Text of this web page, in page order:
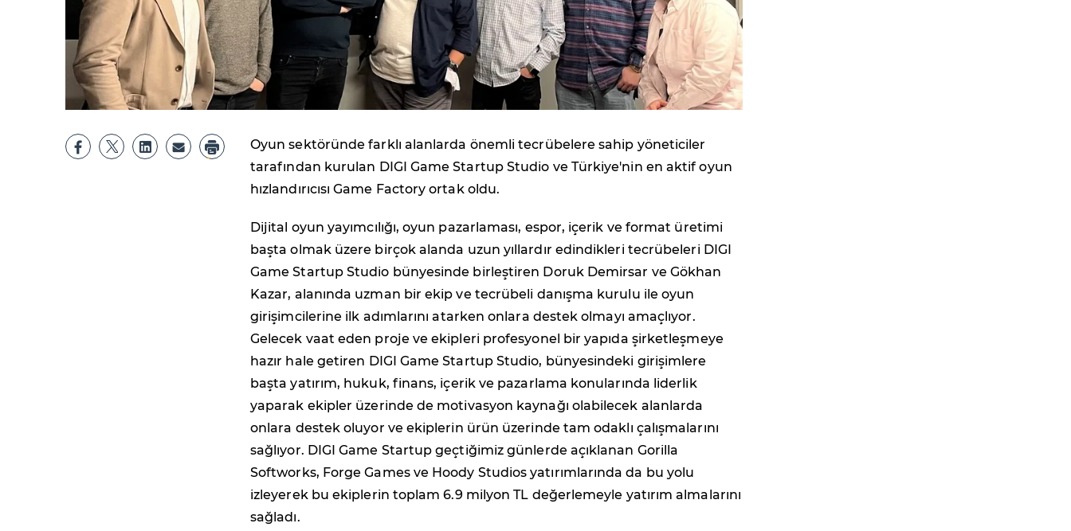
Oyun sektöründe farklı alanlarda önemli tecrübelere sahip yöneticiler
tarafından kurulan DIGI Game Startup Studio ve Türkiye'nin en aktif oyun
hızlandırıcısı Game Factory ortak oldu.
Dijital oyun yayımcılığı, oyun pazarlaması, espor, içerik ve format üretimi
başta olmak üzere birçok alanda uzun yıllardır edindikleri tecrübeleri DIGI
Game Startup Studio bünyesinde birleştiren Doruk Demirsar ve Gökhan
Kazar, alanında uzman bir ekip ve tecrübeli danışma kurulu ile oyun
girişimcilerine ilk adımlarını atarken onlara destek olmayı amaçlıyor.
Gelecek vaat eden proje ve ekipleri profesyonel bir yapıda şirketleşmeye
hazır hale getiren DIGI Game Startup Studio, bünyesindeki girişimlere
başta yatırım, hukuk, finans, içerik ve pazarlama konularında liderlik
yaparak ekipler üzerinde de motivasyon kaynağı olabilecek alanlarda
onlara destek oluyor ve ekiplerin ürün üzerinde tam odaklı çalışmalarını
sağlıyor. DIGI Game Startup geçtiğimiz günlerde açıklanan Gorilla
Softworks, Forge Games ve Hoody Studios yatırımlarında da bu yolu
izleyerek bu ekiplerin toplam 6.9 milyon TL değerlemeyle yatırım almalarını
sağladı.